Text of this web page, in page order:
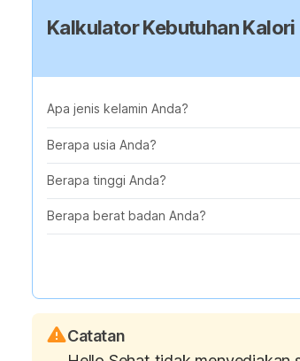
Kalkulator Kebutuhan Kalori
Apa jenis kelamin Anda?
Berapa usia Anda?
Berapa tinggi Anda?
Berapa berat badan Anda?
Catatan